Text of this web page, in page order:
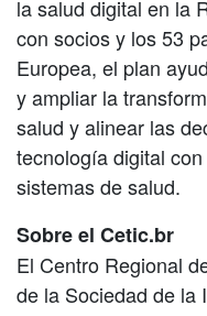
la salud digital en la
con socios y los 53
Europea, el plan
y ampliar la
salud y alinear las
tecnología digital
sistemas de salud.
Sobre el Cetic.br
El Centro Regional
de la Sociedad de la